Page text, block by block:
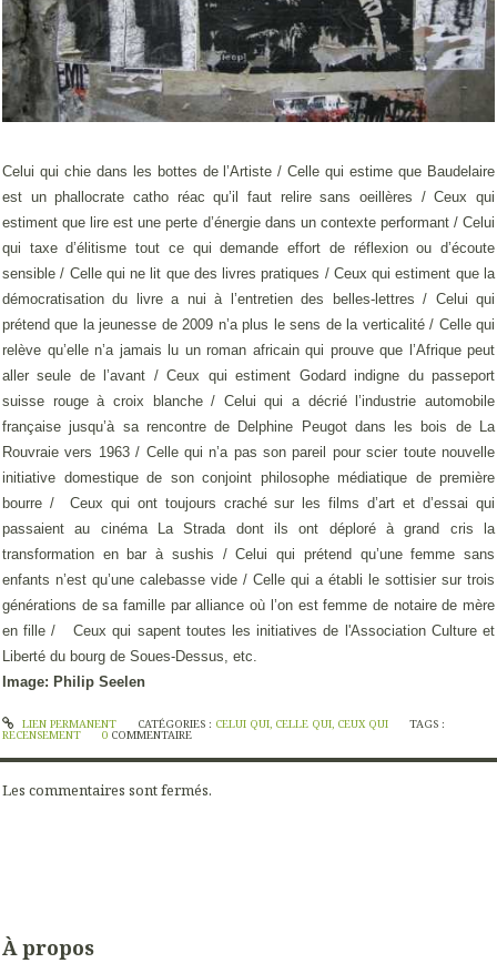
Celui qui chie dans les bottes de l’Artiste / Celle qui estime que Baudelaire
est un phallocrate catho réac qu’il faut relire sans oeillères / Ceux qui
estiment que lire est une perte d’énergie dans un contexte performant / Celui
qui taxe d’élitisme tout ce qui demande effort de réflexion ou d’écoute
sensible / Celle qui ne lit que des livres pratiques / Ceux qui estiment que la
démocratisation du livre a nui à l’entretien des belles-lettres / Celui qui
prétend que la jeunesse de 2009 n’a plus le sens de la verticalité / Celle qui
relève qu’elle n’a jamais lu un roman africain qui prouve que l’Afrique peut
aller seule de l’avant / Ceux qui estiment Godard indigne du passeport
suisse rouge à croix blanche / Celui qui a décrié l’industrie automobile
française jusqu’à sa rencontre de Delphine Peugot dans les bois de La
Rouvraie vers 1963 / Celle qui n’a pas son pareil pour scier toute nouvelle
initiative domestique de son conjoint philosophe médiatique de première
bourre /
Ceux qui ont toujours craché sur les films d’art et d’essai qui
passaient au cinéma La Strada dont ils ont déploré à grand cris la
transformation en bar à sushis / Celui qui prétend qu’une femme sans
enfants n’est qu’une calebasse vide / Celle qui a établi le sottisier sur trois
générations de sa famille par alliance où l’on est femme de notaire de mère
en fille /
Ceux qui sapent toutes les initiatives de l'Association Culture et
Liberté du bourg de Soues-Dessus, etc.
Image: Philip Seelen
LIEN PERMANENT CATÉGORIES : CELUI QUI, CELLE QUI, CEUX QUI TAGS :
RECENSEMENT 0 COMMENTAIRE
Les commentaires sont fermés.
À propos